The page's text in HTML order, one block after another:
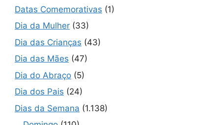
Datas Comemorativas (1)
Dia da Mulher (33)
Dia das Crianças (43)
Dia das Mães (47)
Dia do Abraço (5)
Dia dos Pais (24)
Dias da Semana (1.138)